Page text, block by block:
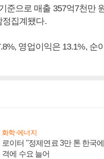
준으로 매출 357억7천만
정집계됐다.
영업이익은 13.1%, 순
화학·에너지
로이터 "정제연료 3만 톤 한국
격에 수요 늘어